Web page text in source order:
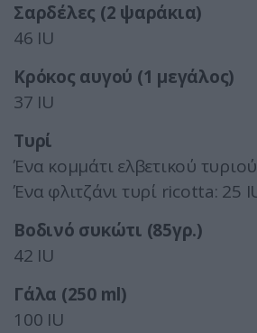
Σαρδέλες (2 ψαράκια)
46 IU
Κρόκος αυγού (1 μεγάλος)
37 IU
Τυρί
Ένα κομμάτι ελβετικού
Ένα φλιτζάνι τυρί ricotta: 25
Βοδινό συκώτι (85γρ.)
42 IU
Γάλα (250 ml)
100 IU